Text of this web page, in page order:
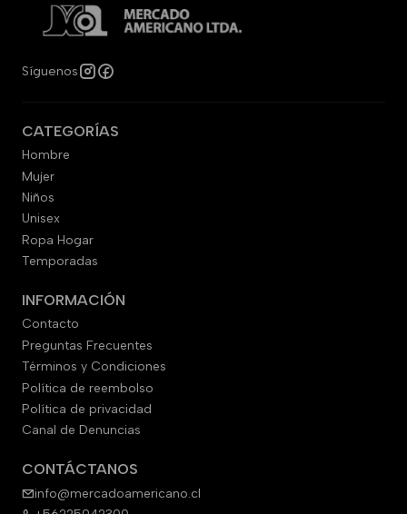
Síguenos
CATEGORÍAS
Hombre
Mujer
Niños
Unisex
Ropa Hogar
Temporadas
INFORMACIÓN
Contacto
Preguntas Frecuentes
Términos y Condiciones
Política de reembolso
Política de privacidad
Canal de Denuncias
CONTÁCTANOS
info@mercadoamericano.cl